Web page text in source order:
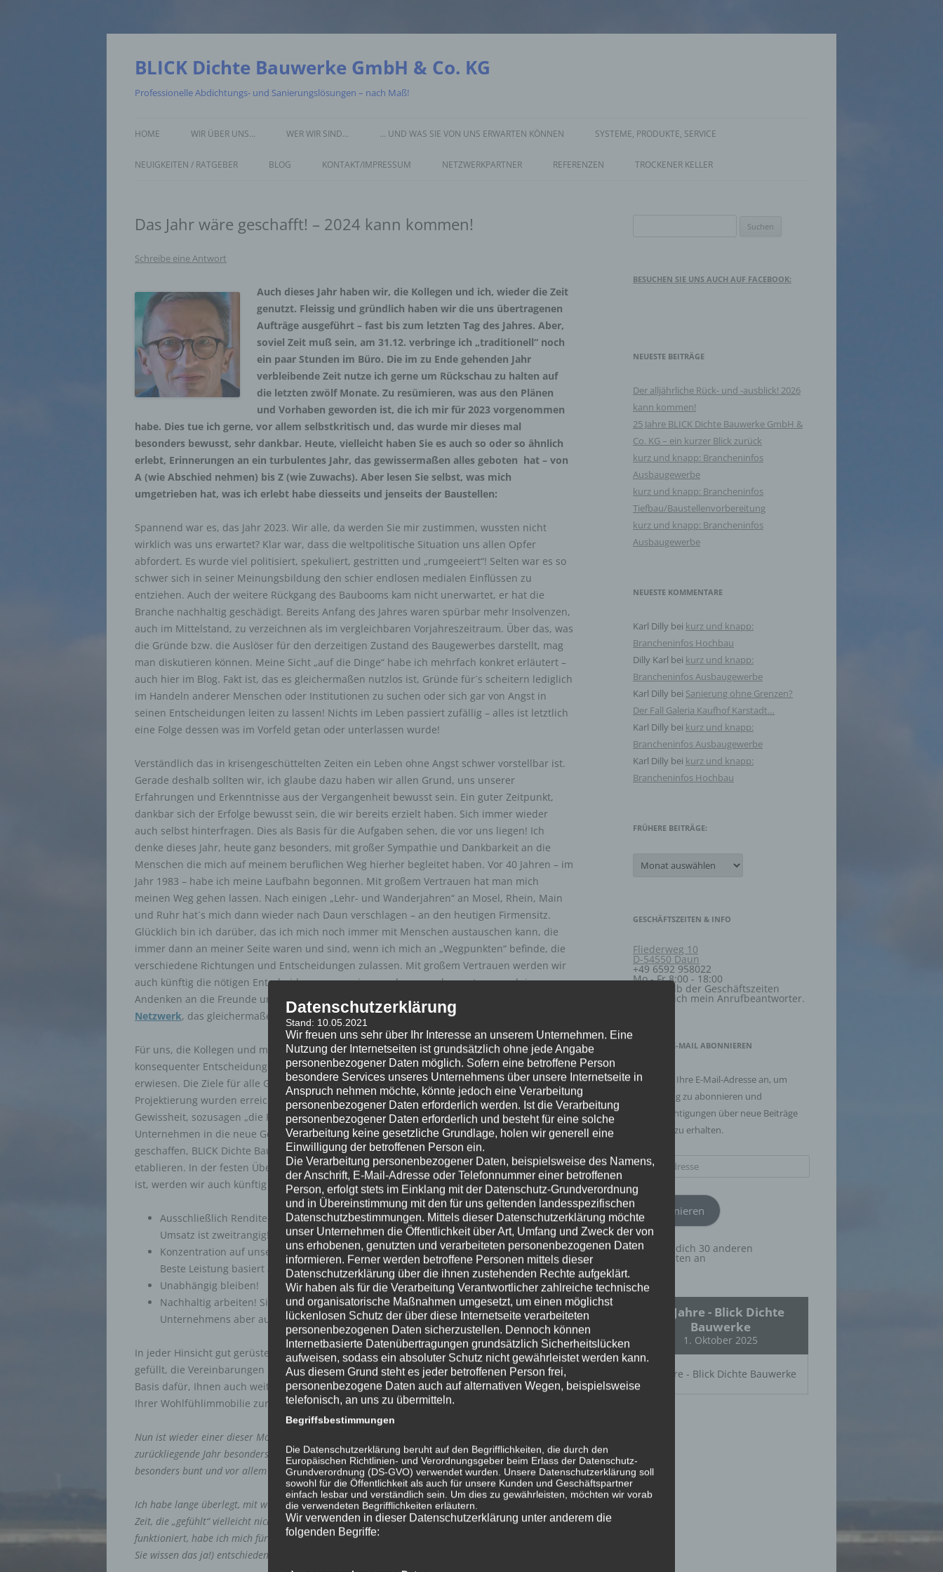
Zum
BLICK Dichte Bauwerke GmbH & Co. KG
Professionelle Abdichtungs- und Sanierungslösungen – nach Maß!
HOME WIR ÜBER UNS… WER WIR SIND… … UND WAS SIE VON UNS ERWARTEN KÖNNEN SYSTEME, PRODUKTE, SERVICE
NEUIGKEITEN / RATGEBER BLOG KONTAKT/IMPRESSUM NETZWERKPARTNER REFERENZEN TROCKENER KELLER
Das Jahr wäre geschafft! – 2024 kann kommen!
Schreibe eine Antwort
Auch dieses Jahr haben wir, die Kollegen und ich, wieder die Zeit
genutzt. Fleissig und gründlich haben wir die uns übertragenen
Aufträge ausgeführt – fast bis zum letzten Tag des Jahres. Aber,
soviel Zeit muß sein, am 31.12. verbringe ich „traditionell“ noch
ein paar Stunden im Büro. Die im zu Ende gehenden Jahr
verbleibende Zeit nutze ich gerne um Rückschau zu halten auf
die letzten zwölf Monate. Zu resümieren, was aus den Plänen
und Vorhaben geworden ist, die ich mir für 2023 vorgenommen
habe. Dies tue ich gerne, vor allem selbstkritisch und, das wurde mir dieses mal
besonders bewusst, sehr dankbar. Heute, vielleicht haben Sie es auch so oder so ähnlich
erlebt, Erinnerungen an ein turbulentes Jahr, das gewissermaßen alles geboten hat – von
A (wie Abschied nehmen) bis Z (wie Zuwachs). Aber lesen Sie selbst, was mich
umgetrieben hat, was ich erlebt habe diesseits und jenseits der Baustellen:
Spannend war es, das Jahr 2023. Wir alle, da werden Sie mir zustimmen, wussten nicht
wirklich was uns erwartet? Klar war, dass die weltpolitische Situation uns allen Opfer
abfordert. Es wurde viel politisiert, spekuliert, gestritten und „rumgeeiert“! Selten war es so
schwer sich in seiner Meinungsbildung den schier endlosen medialen Einflüssen zu
entziehen. Auch der weitere Rückgang des Baubooms kam nicht unerwartet, er hat die
Branche nachhaltig geschädigt. Bereits Anfang des Jahres waren spürbar mehr Insolvenzen,
auch im Mittelstand, zu verzeichnen als im vergleichbaren Vorjahreszeitraum. Über das, was
die Gründe bzw. die Auslöser für den derzeitigen Zustand des Baugewerbes darstellt, mag
man diskutieren können. Meine Sicht „auf die Dinge“ habe ich mehrfach konkret erläutert –
auch hier im Blog. Fakt ist, das es gleichermaßen nutzlos ist, Gründe für´s scheitern lediglich
im Handeln anderer Menschen oder Institutionen zu suchen oder sich gar von Angst in
seinen Entscheidungen leiten zu lassen! Nichts im Leben passiert zufällig – alles ist letztlich
eine Folge dessen was im Vorfeld getan oder unterlassen wurde!
Verständlich das in krisengeschüttelten Zeiten ein Leben ohne Angst schwer vorstellbar ist.
Gerade deshalb sollten wir, ich glaube dazu haben wir allen Grund, uns unserer
Erfahrungen und Erkenntnisse aus der Vergangenheit bewusst sein. Ein guter Zeitpunkt,
dankbar sich der Erfolge bewusst sein, die wir bereits erzielt haben. Sich immer wieder
auch selbst hinterfragen. Dies als Basis für die Aufgaben sehen, die vor uns liegen! Ich
denke dieses Jahr, heute ganz besonders, mit großer Sympathie und Dankbarkeit an die
Menschen die mich auf meinem beruflichen Weg hierher begleitet haben. Vor 40 Jahren – im
Jahr 1983 – habe ich meine Laufbahn begonnen. Mit großem Vertrauen hat man mich
meinen Weg gehen lassen. Nach einigen „Lehr- und Wanderjahren“ an Mosel, Rhein, Main
und Ruhr hat´s mich dann wieder nach Daun verschlagen – an den heutigen Firmensitz.
Glücklich bin ich darüber, das ich mich noch immer mit Menschen austauschen kann, die
immer dann an meiner Seite waren und sind, wenn ich mich an „Wegpunkten“ befinde, die
verschiedene Richtungen und Entscheidungen zulassen. Mit großem Vertrauen werden wir
auch künftig die nötigen Entscheidungen gemeinsam planen und umsetzen, auch im
Andenken an die Freunde und Kollegen die heute nicht mehr da sind. Basis dafür ist unser
Netzwerk, das gleichermaßen wächst wie unser Erfolg.
Für uns, die Kollegen und mich, hat sich die Herangehensweise anhand schneller und
konsequenter Entscheidungen auch in den zurückliegenden Monaten wieder als die richtige
erwiesen. Die Ziele für alle Geschäftsbereiche, Handel, Bauinstandsetzung und
Projektierung wurden erreicht – teils sogar deutlich übertroffen. Mit dem guten Gefühl, der
Gewissheit, sozusagen „die Felder auch für die Zukunft gut bestellt zu haben“ wurde mein
Unternehmen in die neue Gesellschaftsform überführt und damit alle Möglichkeiten
geschaffen, BLICK Dichte Bauwerke GmbH & Co. KG für weitere Generationen im Markt zu
etablieren. In der festen Überzeugung, dass unser Konzept auch für die Zukunft tragfähig
ist, werden wir auch künftig an folgenden Grundsätzen festhalten:
Ausschließlich Rendite-Denken! Lediglich die Rendite gibt an, wie effektiv wir arbeiten.
Umsatz ist zweitrangig!
Konzentration auf unser Kerngeschäft – die Bauwerkserhaltung bzw. -optimierung!
Beste Leistung basiert auf Spezialisierung!
Unabhängig bleiben!
Nachhaltig arbeiten! Sich der Konsequenzen der Arbeit bewusst sein. Im Sinne des
Unternehmens aber auch der Kunden und Geschäftspartner.
In jeder Hinsicht gut gerüstet geht´s also ab dem 08. Januar weiter. Die Auftragsbücher sind
gefüllt, die Vereinbarungen mit den Lieferanten und der Industrie „unter Dach und Fach“.
Basis dafür, Ihnen auch weiterhin mit ganzheitlichen Lösungen zur Schaffung und Erhaltung
Ihrer Wohlfühlimmobilie zur Seite zu stehen – ich freue mich drauf!
Nun ist wieder einer dieser Momente, Sie kennen das auch, an dem man überlegt, ob das
zurückliegende Jahr besonders schnell oder eher träge an uns vorbeigezogen ist. Ich empfand es als
besonders bunt und vor allem lehrreich.
Ich habe lange überlegt, mit welch „pregnantem“ Satz ich Sie ins kommende Jahr entlasse. In eine
Zeit, die „gefühlt“ vielleicht nicht wirklich einfach wird. Letztlich, das hat schon häufiger gut
funktioniert, habe ich mich für einen der Leitsätze meiner Oma (sie war eine ganz patente Frau –
Sie wissen das ja!) entschieden:
BESUCHEN SIE UNS AUCH AUF FACEBOOK:
NEUESTE BEITRÄGE
Der alljährliche Rück- und -ausblick! 2026
kann kommen!
25 Jahre BLICK Dichte Bauwerke GmbH &
Co. KG – ein kurzer Blick zurück
kurz und knapp: Brancheninfos
Ausbaugewerbe
kurz und knapp: Brancheninfos
Tiefbau/Baustellenvorbereitung
kurz und knapp: Brancheninfos
Ausbaugewerbe
NEUESTE KOMMENTARE
Karl Dilly bei kurz und knapp:
Brancheninfos Hochbau
Dilly Karl bei kurz und knapp:
Brancheninfos Ausbaugewerbe
Karl Dilly bei Sanierung ohne Grenzen?
Der Fall Galeria Kaufhof Karstadt…
Karl Dilly bei kurz und knapp:
Brancheninfos Ausbaugewerbe
Karl Dilly bei kurz und knapp:
Brancheninfos Hochbau
FRÜHERE BEITRÄGE:
Beiträge:
GESCHÄFTSZEITEN & INFO
Fliederweg 10
D-54550 Daun
+49 6592 958022
Mo - Fr 8:00 - 18:00
Außerhalb der Geschäftszeiten
meldet sich mein Anrufbeantworter.
BLOG VIA E-MAIL ABONNIEREN
Geben Sie Ihre E-Mail-Adresse an, um
diesen Blog zu abonnieren und
Benachrichtigungen über neue Beiträge
via E-Mail zu erhalten.
E-
Adresse
Abonnieren
Schließe dich 30 anderen
Abonnenten an
25 Jahre - Blick Dichte
Bauwerke
1. Oktober 2025
25 Jahre - Blick Dichte Bauwerke
Datenschutzerklärung
Stand: 10.05.2021
Wir freuen uns sehr über Ihr Interesse an unserem Unternehmen. Eine
Nutzung der Internetseiten ist grundsätzlich ohne jede Angabe
personenbezogener Daten möglich. Sofern eine betroffene Person
besondere Services unseres Unternehmens über unsere Internetseite in
Anspruch nehmen möchte, könnte jedoch eine Verarbeitung
personenbezogener Daten erforderlich werden. Ist die Verarbeitung
personenbezogener Daten erforderlich und besteht für eine solche
Verarbeitung keine gesetzliche Grundlage, holen wir generell eine
Einwilligung der betroffenen Person ein.
Die Verarbeitung personenbezogener Daten, beispielsweise des Namens,
der Anschrift, E-Mail-Adresse oder Telefonnummer einer betroffenen
Person, erfolgt stets im Einklang mit der Datenschutz-Grundverordnung
und in Übereinstimmung mit den für uns geltenden landesspezifischen
Datenschutzbestimmungen. Mittels dieser Datenschutzerklärung möchte
unser Unternehmen die Öffentlichkeit über Art, Umfang und Zweck der von
uns erhobenen, genutzten und verarbeiteten personenbezogenen Daten
informieren. Ferner werden betroffene Personen mittels dieser
Datenschutzerklärung über die ihnen zustehenden Rechte aufgeklärt.
Wir haben als für die Verarbeitung Verantwortlicher zahlreiche technische
und organisatorische Maßnahmen umgesetzt, um einen möglichst
lückenlosen Schutz der über diese Internetseite verarbeiteten
personenbezogenen Daten sicherzustellen. Dennoch können
Internetbasierte Datenübertragungen grundsätzlich Sicherheitslücken
aufweisen, sodass ein absoluter Schutz nicht gewährleistet werden kann.
Aus diesem Grund steht es jeder betroffenen Person frei,
personenbezogene Daten auch auf alternativen Wegen, beispielsweise
telefonisch, an uns zu übermitteln.
Begriffsbestimmungen
Die Datenschutzerklärung beruht auf den Begrifflichkeiten, die durch den
Europäischen Richtlinien- und Verordnungsgeber beim Erlass der Datenschutz-
Grundverordnung (DS-GVO) verwendet wurden. Unsere Datenschutzerklärung soll
sowohl für die Öffentlichkeit als auch für unsere Kunden und Geschäftspartner
einfach lesbar und verständlich sein. Um dies zu gewährleisten, möchten wir vorab
die verwendeten Begrifflichkeiten erläutern.
Wir verwenden in dieser Datenschutzerklärung unter anderem die
folgenden Begriffe: